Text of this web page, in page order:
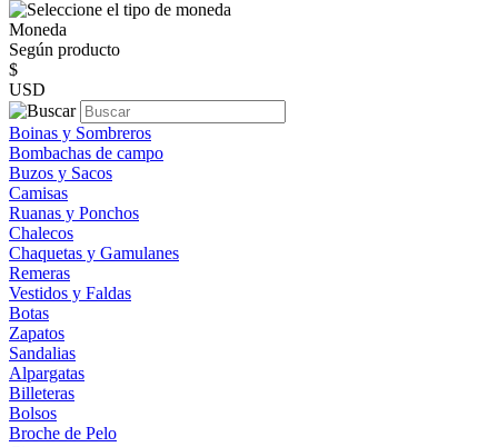
Moneda
Según producto
$
USD
Boinas y Sombreros
Bombachas de campo
Buzos y Sacos
Camisas
Ruanas y Ponchos
Chalecos
Chaquetas y Gamulanes
Remeras
Vestidos y Faldas
Botas
Zapatos
Sandalias
Alpargatas
Billeteras
Bolsos
Broche de Pelo